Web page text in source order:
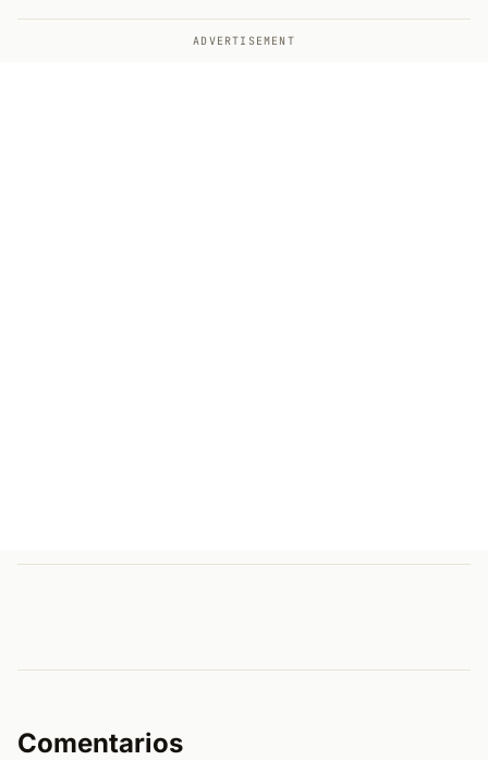
ADVERTISEMENT
Comentarios